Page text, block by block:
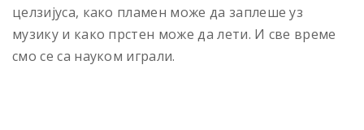
целзијуса, како пламен може да заплеше уз
музику и како прстен може да лети. И све време
смо се са науком играли.